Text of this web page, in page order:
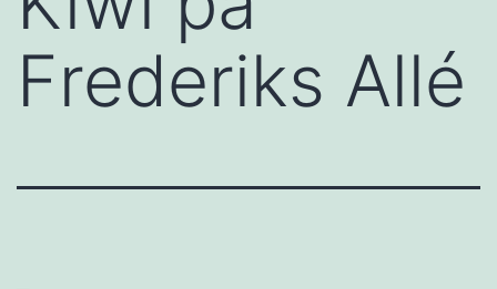
Frederiks Allé